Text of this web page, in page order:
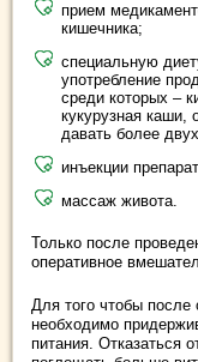
прием
кишечника;
специальную
употребление
среди которых –
кукурузная каши,
давать более
инъекции
массаж живота.
Только после
оперативное
Для того чтобы после
необходимо
питания. Отказаться